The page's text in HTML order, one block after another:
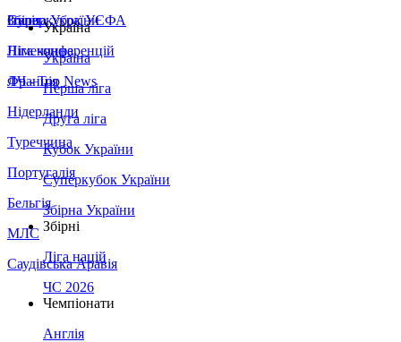
Збірна України
Італія
Німеччина
Франція
Нідерланди
Туреччина
Португалія
Бельгія
МЛС
Саудівська Аравія
Суперкубок УЄФА
Ліга конференцій
ЛЧ - Top News
Україна
Україна
Перша ліга
Друга ліга
Кубок України
Суперкубок України
Збірна України
Збірні
Ліга націй
ЧС 2026
Чемпіонати
Англія